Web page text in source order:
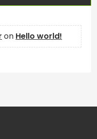
on Hello world!